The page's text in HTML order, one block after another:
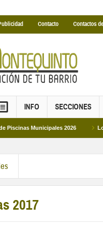
Contacto Contactos
INFO SECCIONES
2026 Los Campus
2017